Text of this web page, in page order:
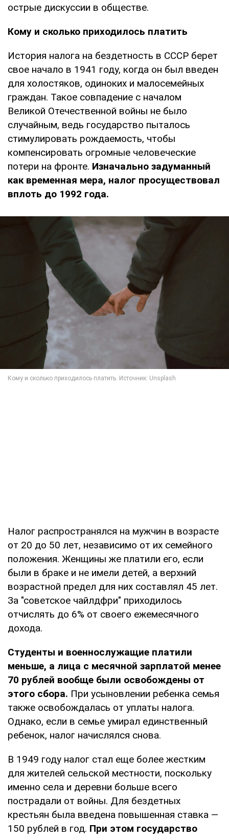
острые дискуссии в обществе.
Кому и сколько приходилось платить
История налога на бездетность в СССР берет
свое начало в 1941 году, когда он был введен
для холостяков, одиноких и малосемейных
граждан. Такое совпадение с началом
Великой Отечественной войны не было
случайным, ведь государство пыталось
стимулировать рождаемость, чтобы
компенсировать огромные человеческие
потери на фронте. Изначально задуманный
как временная мера, налог просуществовал
вплоть до 1992 года.
Налог распространялся на мужчин в возрасте
от 20 до 50 лет, независимо от их семейного
положения. Женщины же платили его, если
были в браке и не имели детей, а верхний
возрастной предел для них составлял 45 лет.
За "советское чайлдфри" приходилось
отчислять до 6% от своего ежемесячного
дохода.
Студенты и военнослужащие платили
меньше, а лица с месячной зарплатой менее
70 рублей вообще были освобождены от
этого сбора. При усыновлении ребенка семья
также освобождалась от уплаты налога.
Однако, если в семье умирал единственный
ребенок, налог начислялся снова.
В 1949 году налог стал еще более жестким
для жителей сельской местности, поскольку
именно села и деревни больше всего
пострадали от войны. Для бездетных
крестьян была введена повышенная ставка —
150 рублей в год. При этом государство